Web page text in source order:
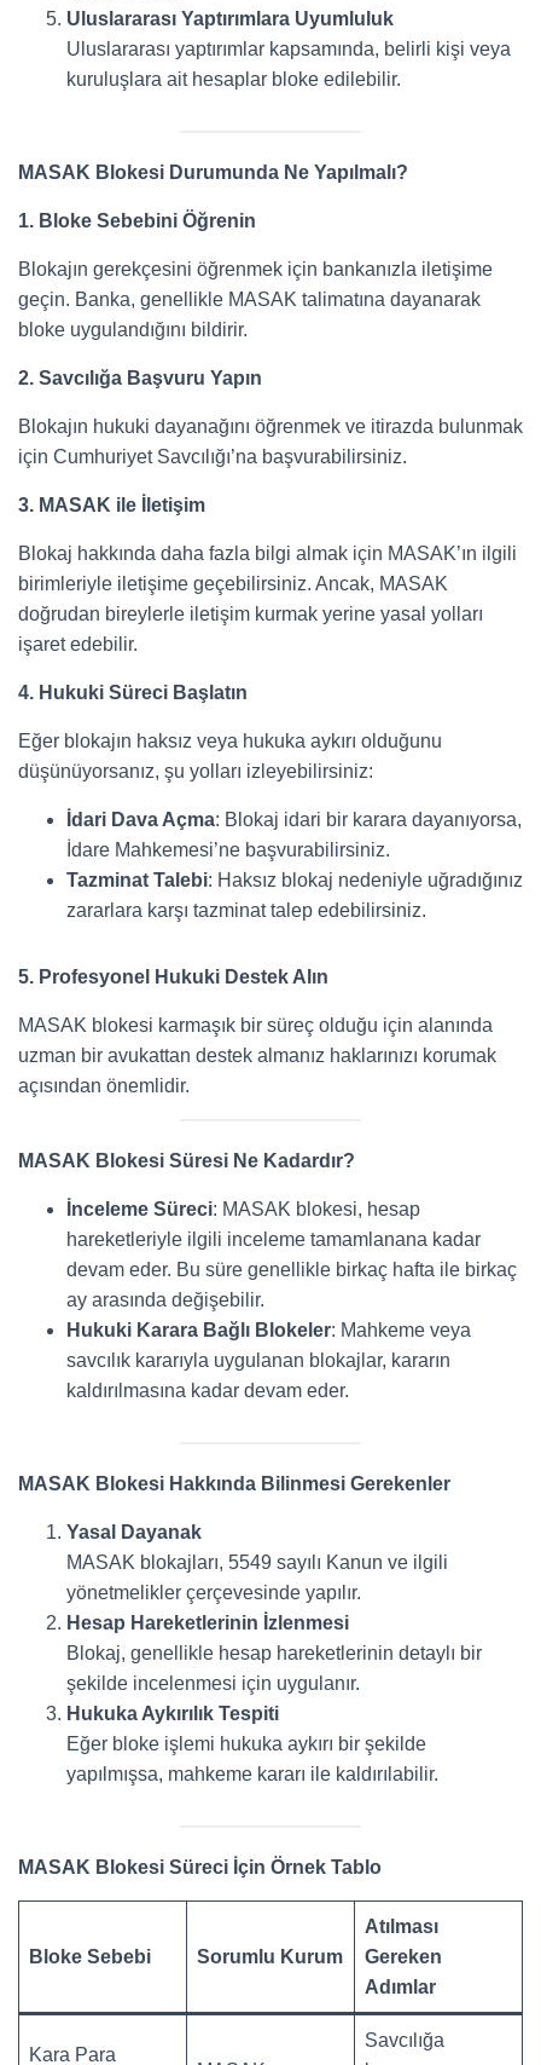
Uluslararası Yaptırımlara Uyumluluk
Uluslararası yaptırımlar kapsamında, belirli kişi veya
kuruluşlara ait hesaplar bloke edilebilir.
MASAK Blokesi Durumunda Ne Yapılmalı?
1. Bloke Sebebini Öğrenin
Blokajın gerekçesini öğrenmek için bankanızla iletişime
geçin. Banka, genellikle MASAK talimatına dayanarak
bloke uygulandığını bildirir.
2. Savcılığa Başvuru Yapın
Blokajın hukuki dayanağını öğrenmek ve itirazda bulunmak
için Cumhuriyet Savcılığı’na başvurabilirsiniz.
3. MASAK ile İletişim
Blokaj hakkında daha fazla bilgi almak için MASAK’ın ilgili
birimleriyle iletişime geçebilirsiniz. Ancak, MASAK
doğrudan bireylerle iletişim kurmak yerine yasal yolları
işaret edebilir.
4. Hukuki Süreci Başlatın
Eğer blokajın haksız veya hukuka aykırı olduğunu
düşünüyorsanız, şu yolları izleyebilirsiniz:
İdari Dava Açma: Blokaj idari bir karara dayanıyorsa,
İdare Mahkemesi’ne başvurabilirsiniz.
Tazminat Talebi: Haksız blokaj nedeniyle uğradığınız
zararlara karşı tazminat talep edebilirsiniz.
5. Profesyonel Hukuki Destek Alın
MASAK blokesi karmaşık bir süreç olduğu için alanında
uzman bir avukattan destek almanız haklarınızı korumak
açısından önemlidir.
MASAK Blokesi Süresi Ne Kadardır?
İnceleme Süreci: MASAK blokesi, hesap
hareketleriyle ilgili inceleme tamamlanana kadar
devam eder. Bu süre genellikle birkaç hafta ile birkaç
ay arasında değişebilir.
Hukuki Karara Bağlı Blokeler: Mahkeme veya
savcılık kararıyla uygulanan blokajlar, kararın
kaldırılmasına kadar devam eder.
MASAK Blokesi Hakkında Bilinmesi Gerekenler
Yasal Dayanak
MASAK blokajları, 5549 sayılı Kanun ve ilgili
yönetmelikler çerçevesinde yapılır.
Hesap Hareketlerinin İzlenmesi
Blokaj, genellikle hesap hareketlerinin detaylı bir
şekilde incelenmesi için uygulanır.
Hukuka Aykırılık Tespiti
Eğer bloke işlemi hukuka aykırı bir şekilde
yapılmışsa, mahkeme kararı ile kaldırılabilir.
MASAK Blokesi Süreci İçin Örnek Tablo
Bloke Sebebi Sorumlu Kurum
Atılması
Gereken
Adımlar
Kara Para
Savcılığa